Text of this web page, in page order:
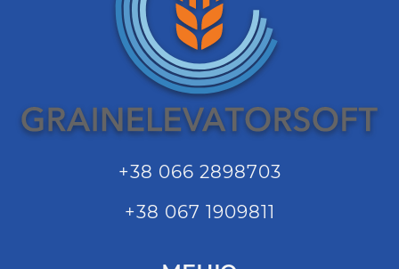
+38 066 2898703
+38 067 1909811